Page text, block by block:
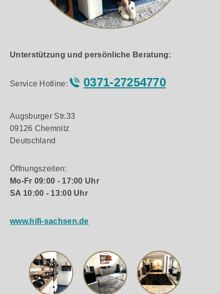
Unterstützung und persönliche Beratung:
Service Hotline: 0371-27254770
Augsburger Str.33
09126 Chemnitz
Deutschland
Öffnungszeiten:
Mo-Fr 09:00 - 17:00 Uhr
SA 10:00 - 13:00 Uhr
www.hifi-sachsen.de